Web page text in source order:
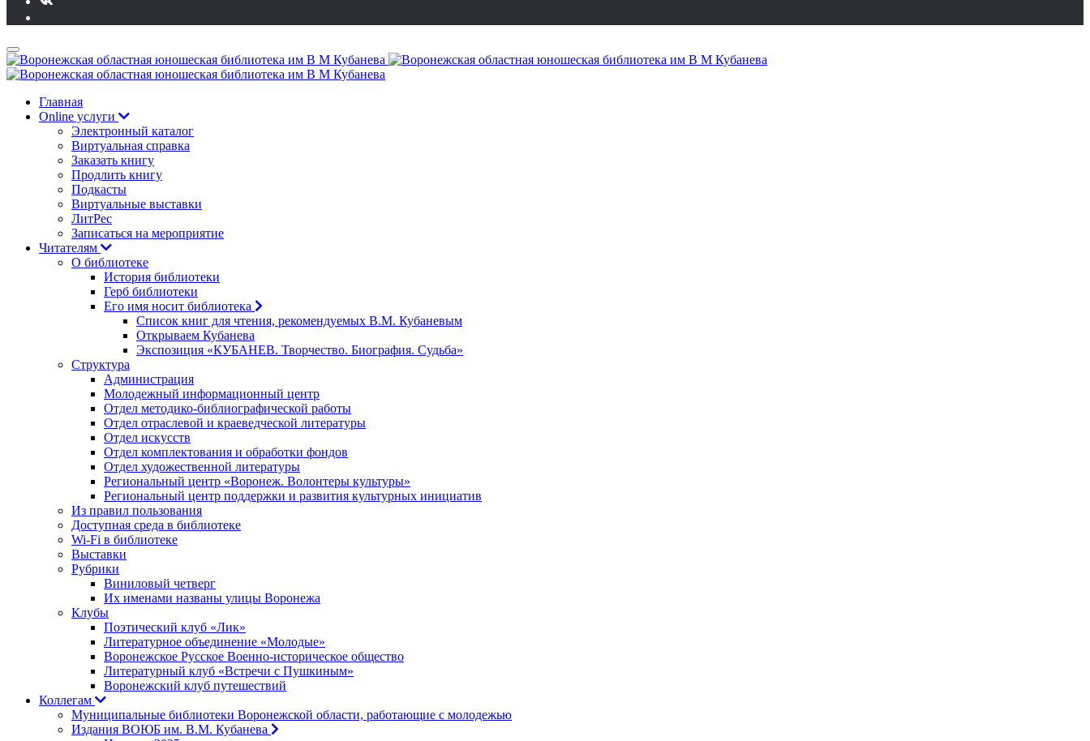
Главная
Online услуги
Электронный каталог
Виртуальная справка
Заказать книгу
Продлить книгу
Подкасты
Виртуальные выставки
ЛитРес
Записаться на мероприятие
Читателям
О библиотеке
История библиотеки
Герб библиотеки
Его имя носит библиотека
Список книг для чтения, рекомендуемых В.М. Кубаневым
Открываем Кубанева
Экспозиция «КУБАНЕВ. Творчество. Биография. Судьба»
Структура
Администрация
Молодежный информационный центр
Отдел методико-библиографической работы
Отдел отраслевой и краеведческой литературы
Отдел искусств
Отдел комплектования и обработки фондов
Отдел художественной литературы
Региональный центр «Воронеж. Волонтеры культуры»
Региональный центр поддержки и развития культурных инициатив
Из правил пользования
Доступная среда в библиотеке
Wi-Fi в библиотеке
Выставки
Рубрики
Виниловый четверг
Их именами названы улицы Воронежа
Клубы
Поэтический клуб «Лик»
Литературное объединение «Молодые»
Воронежское Русское Военно-историческое общество
Литературный клуб «Встречи с Пушкиным»
Воронежский клуб путешествий
Коллегам
Муниципальные библиотеки Воронежской области, работающие с молодежью
Издания ВОЮБ им. В.М. Кубанева